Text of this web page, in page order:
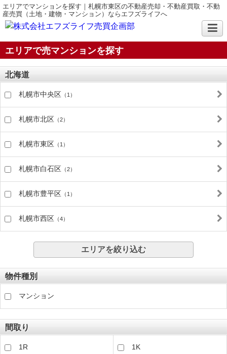
エリアでマンションを探す｜札幌市東区の不動産売却・不動産買取・不動
産売買（土地・建物・マンション）ならエフズライフへ
エリアで売マンションを探す
北海道
札幌市中央区 （1）
札幌市北区 （2）
札幌市東区 （1）
札幌市白石区 （2）
札幌市豊平区 （1）
札幌市西区 （4）
エリアを絞り込む
物件種別
マンション
間取り
1R 1K